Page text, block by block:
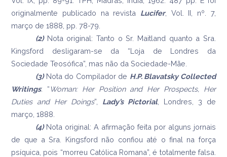
originalmente publicado na revista Lucifer, Vol. II, nº. 7,
março de 1888, pp. 78-79.
(2)Nota original: Tanto o Sr. Maitland quanto a Sra.
Kingsford desligaram-se da “Loja de Londres da
Sociedade Teosófica”, mas não da Sociedade-Mãe.
(3)Nota do Compilador de H.P.Blavatsky Collected
Writings: “Woman: Her Position and Her Prospects, Her
Duties and Her Doings”, Lady’s Pictorial, Londres, 3 de
março, 1888.
(4)Nota original: A afirmação feita por alguns jornais
de que a Sra. Kingsford não confiou até o final na força
psíquica, pois “morreu Católica Romana”, é totalmente falsa.